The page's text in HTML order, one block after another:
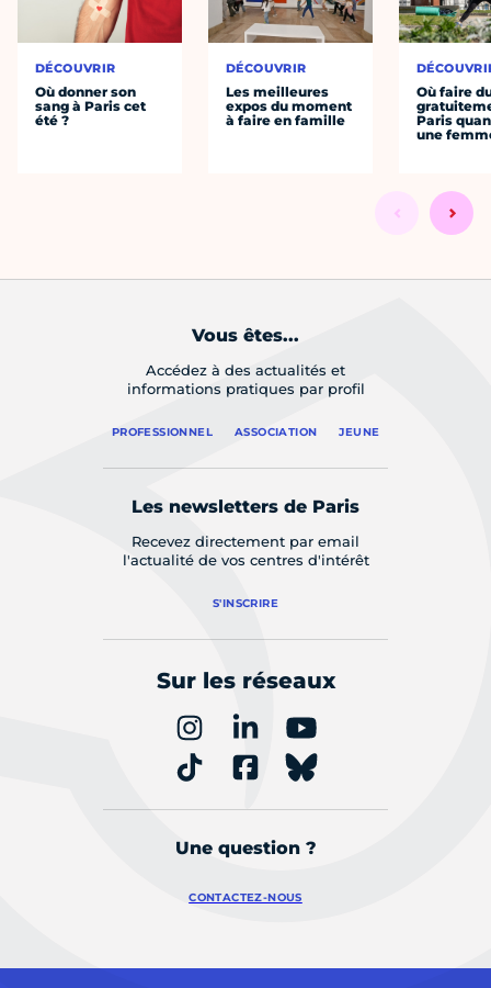
DÉCOUVRIR
Où donner son
sang à Paris cet
été ?
DÉCOUVRIR
Les meilleures
expos du moment
à faire en famille
Où faire
Paris
une
Vous êtes...
Accédez à des actualités et
informations pratiques par profil
PROFESSIONNEL ASSOCIATION JEUNE
Les newsletters de Paris
Recevez directement par email
l'actualité de vos centres d'intérêt
S'INSCRIRE
Sur les réseaux
Une question ?
CONTACTEZ-NOUS